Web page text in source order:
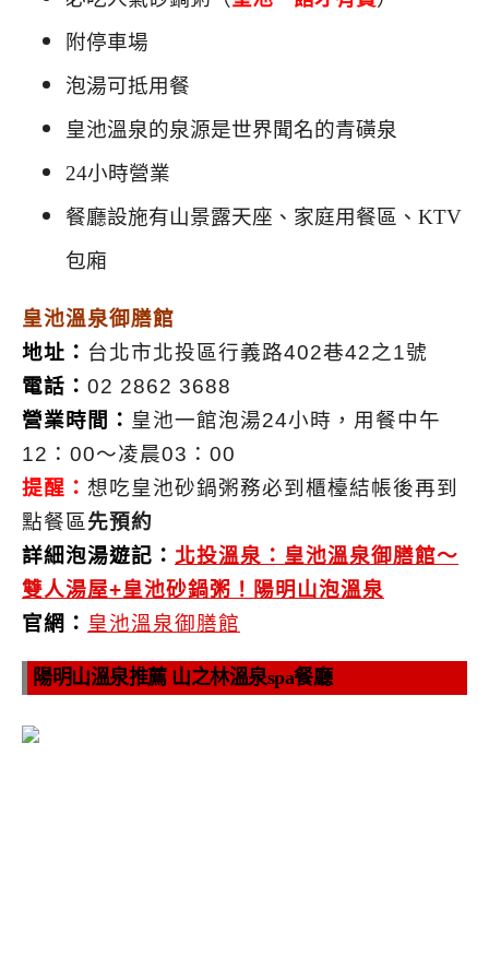
附停車場
泡湯可抵用餐
皇池溫泉的泉源是世界聞名的青磺泉
24小時營業
餐廳設施有山景露天座、家庭用餐區、KTV
包廂
皇池溫泉御膳館
地址： 台北市北投區行義路402巷42之1號
電話： 02 2862 3688
營業時間： 皇池一館泡湯24小時，用餐中午
12：00～凌晨03：00
提醒： 想吃皇池砂鍋粥務必到櫃檯結帳後再到
點餐區先預約
詳細泡湯遊記： 北投溫泉：皇池溫泉御膳館～
雙人湯屋+皇池砂鍋粥！陽明山泡溫泉
官網： 皇池溫泉御膳館
陽明山溫泉推薦 山之林溫泉spa餐廳